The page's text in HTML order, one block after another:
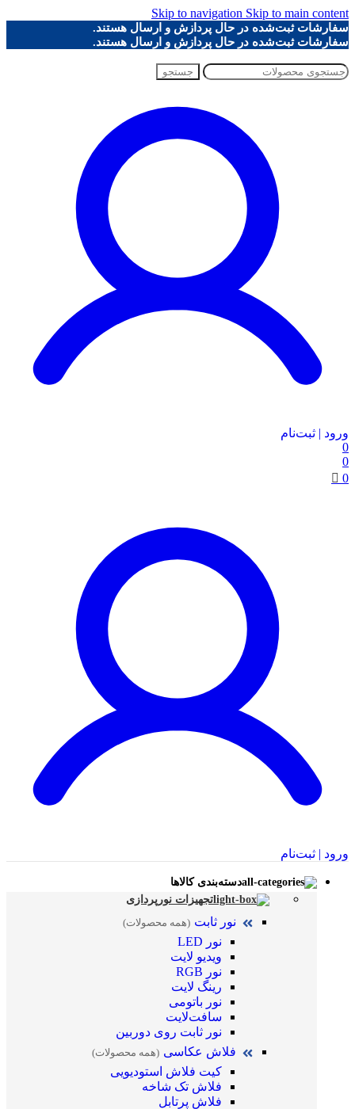
Skip to navigation Skip to main content
سفارشات ثبت‌شده در حال پردازش و ارسال هستند.
سفارشات ثبت‌شده در حال پردازش و ارسال هستند.
جستجو
ورود | ثبت‌نام
0
0
0
ورود | ثبت‌نام
دسته‌بندی کالاها
تجهیزات نورپردازی
نور ثابت (همه محصولات)
نور LED
ویدیو لایت
نور RGB
رینگ لایت
نور باتومی
سافت‌لایت
نور ثابت روی دوربین
فلاش عکاسی (همه محصولات)
کیت فلاش استودیویی
فلاش تک شاخه
فلاش پرتابل